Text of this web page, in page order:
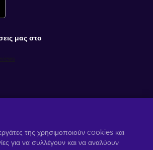
μας στο
προσφορές για παιχνίδια
Γραφτείτε συνδρομητής
της χρησιμοποιούν cookies και
για να συλλέγουν και να αναλύουν